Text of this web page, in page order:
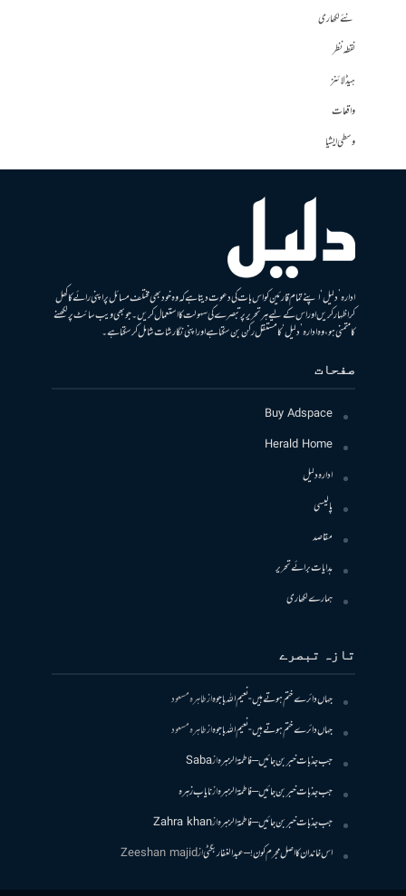
نئے لکھاری
نقطہ نظر
ہیڈلائنز
واقعات
وسطی ایشیا
ادارہ ’دلیل‘ اپنے تمام قارئین کو اس بات کی دعوت دیتا ہے کہ وہ خود بھی مختلف مسائل پر اپنی رائے کا کھل
کر اظہار کریں اور اس کے لیے ہر تحریر پر تبصرے کی سہولت کا استعمال کریں۔ جو بھی ویب سائٹ پر لکھنے
کا متمنی ہو، وہ ادارہ ’دلیل‘ کا مستقل رکن بن سکتا ہے اور اپنی نگارشات شامل کرسکتا ہے۔
صفحات
Buy Adspace
Herald Home
ادارہ دلیل
پالیسی
مقاصد
ہدایات برائے تحریر
ہمارے لکھاری
تازہ تبصرے
جہاں دائرے ختم ہوتے ہیں- نعیم اللہ باجوہازطاہرہ مسعود
جہاں دائرے ختم ہوتے ہیں- نعیم اللہ باجوہازطاہرہ مسعود
جب جذبات خبر بن جائیں – فاطمۃالزہرہازSaba
جب جذبات خبر بن جائیں – فاطمۃالزہرہازنایاب زہرہ
جب جذبات خبر بن جائیں – فاطمۃالزہرہازZahra khan
اس خاندان کا اصل مجرم کون! – عبدالغفار بگٹیازZeeshan majid